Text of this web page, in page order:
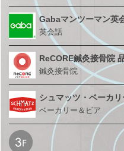
Gabaマンツーマン英
英会話
ReCORE鍼灸接骨院
鍼灸接骨院
シュマッツ・ベーカリ
ベーカリー＆ビア